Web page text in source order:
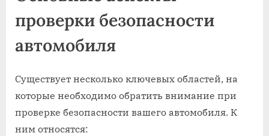
проверки безопасности
автомобиля
Существует несколько ключевых областей, на
которые необходимо обратить внимание при
проверке безопасности вашего автомобиля. К
ним относятся: